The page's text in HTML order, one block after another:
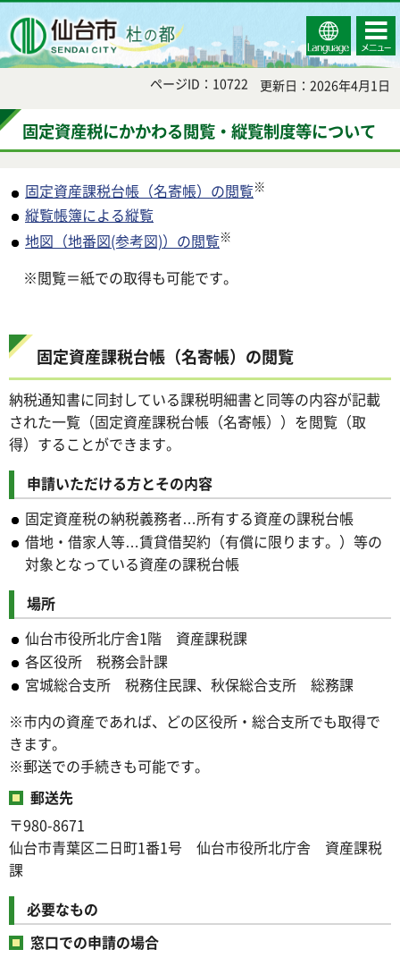
Select
Language
コンテ
ンツメ
ニュー
ページID：10722 更新日：2026年4月1日
固定資産税にかかわる閲覧・縦覧制度等について
固定資産課税台帳（名寄帳）の閲覧※
縦覧帳簿による縦覧
地図（地番図(参考図)）の閲覧※
※閲覧＝紙での取得も可能です。
固定資産課税台帳（名寄帳）の閲覧
納税通知書に同封している課税明細書と同等の内容が記載
された一覧（固定資産課税台帳（名寄帳））を閲覧（取
得）することができます。
申請いただける方とその内容
固定資産税の納税義務者…所有する資産の課税台帳
借地・借家人等…賃貸借契約（有償に限ります。）等の
対象となっている資産の課税台帳
場所
仙台市役所北庁舎1階 資産課税課
各区役所 税務会計課
宮城総合支所 税務住民課、秋保総合支所 総務課
※市内の資産であれば、どの区役所・総合支所でも取得で
きます。
※郵送での手続きも可能です。
郵送先
〒980-8671
仙台市青葉区二日町1番1号 仙台市役所北庁舎 資産課税
課
必要なもの
窓口での申請の場合